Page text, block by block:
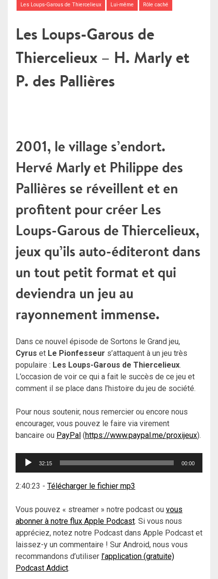
Les Loups-Garous de Thiercelieux Lui-même Rôle caché
Les Loups-Garous de
Thiercelieux – H. Marly et
P. des Pallières
2001, le village s’endort.
Hervé Marly et Philippe des
Pallières se réveillent et en
profitent pour créer Les
Loups-Garous de Thiercelieux,
jeux qu’ils auto-éditeront dans
un tout petit format et qui
deviendra un jeu au
rayonnement immense.
Dans ce nouvel épisode de Sortons le Grand jeu,
Cyrus et Le Pionfesseur s’attaquent à un jeu très
populaire : Les Loups-Garous de Thiercelieux.
L’occasion de voir ce qui a fait le succès de ce jeu et
comment il se place dans l’histoire du jeu de société.
Pour nous soutenir, nous remercier ou encore nous
encourager, vous pouvez le faire via virement
bancaire ou PayPal (https://www.paypal.me/proxijeux).
Lecteur
32:15 00:00
2:40:23 - Télécharger le fichier mp3
Vous pouvez « streamer » notre podcast ou vous
abonner à notre flux Apple Podcast. Si vous nous
appréciez, notez notre Podcast dans Apple Podcast et
laissez-y un commentaire ! Sur Android, nous vous
recommandons d’utiliser l’application (gratuite)
Podcast Addict.